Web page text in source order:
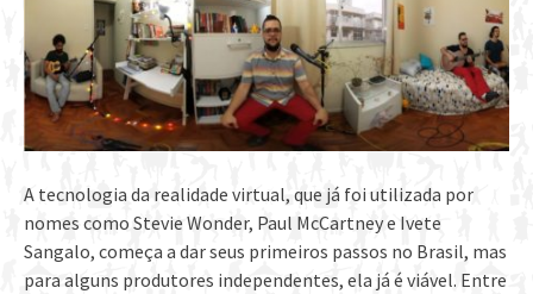
A tecnologia da realidade virtual, que já foi utilizada por
nomes como Stevie Wonder, Paul McCartney e Ivete
Sangalo, começa a dar seus primeiros passos no Brasil, mas
para alguns produtores independentes, ela já é viável. Entre